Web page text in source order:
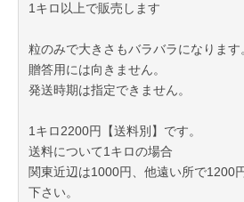
1キロ以上で販売します
粒のみで大きさもバラバラになります
贈答用には向きません。
発送時期は指定できません。
1キロ2200円【送料別】です。
送料について1キロの場合
関東近辺は1000円、他遠い所で1200
下さい。